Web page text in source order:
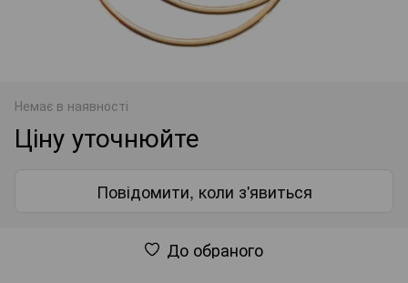
Немає в наявності
Ціну уточнюйте
Повідомити, коли з'явиться
До обраного